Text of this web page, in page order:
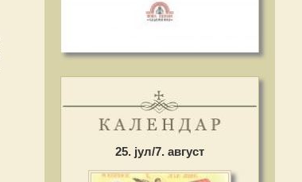
25. јул/7. август